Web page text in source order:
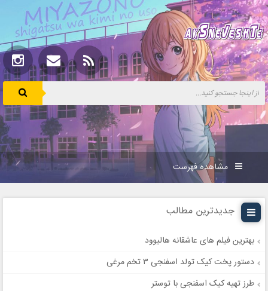
مشاهده فهرست
جدیدترین مطالب
بهترین فیلم های عاشقانه هالیوود
دستور پخت کیک تولد اسفنجی ۳ تخم مرغی
طرز تهیه کیک اسفنجی با توستر